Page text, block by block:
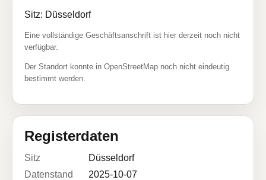
Sitz: Düsseldorf
Eine vollständige Geschäftsanschrift ist hier derzeit noch nicht
verfügbar.
Der Standort konnte in OpenStreetMap noch nicht eindeutig
bestimmt werden.
Registerdaten
Sitz
Düsseldorf
Datenstand
2025-10-07